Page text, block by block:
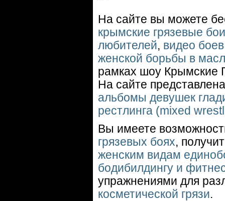
На сайте вы можете
крымские грязевые
любителей, видео боев
женской борьбы в
рамках шоу Крымские
На сайте
альбомы девушек
рестлинга (mixed
Вы имеете
грязевых боях,
женским видам
бодибилдингу и
упражнениями для
косметической грязи.